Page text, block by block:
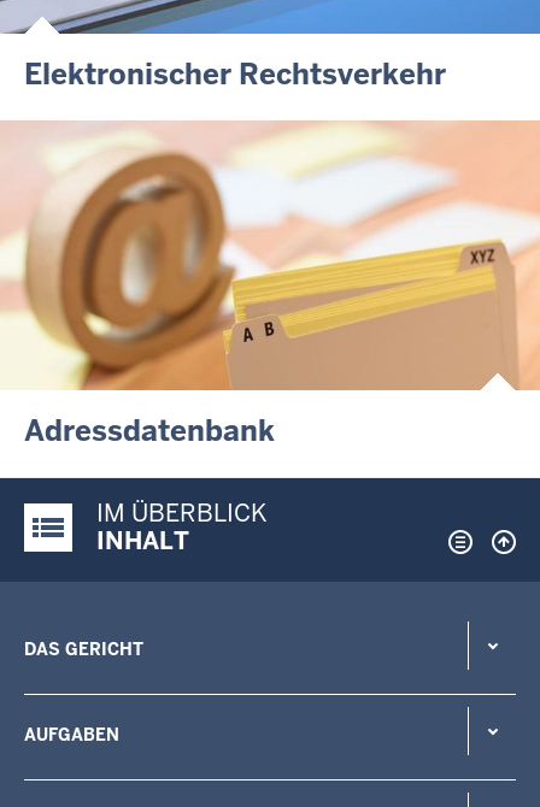
Elektronischer Rechtsverkehr
Adressdatenbank
Justiz-Portal im Überblick:
IM ÜBERBLICK
INHALT
DAS GERICHT
AUFGABEN